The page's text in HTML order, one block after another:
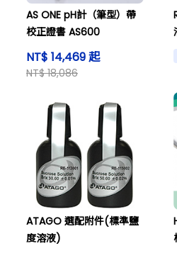
AS ONE pH計（筆型）帶
校正證書 AS600
NT$ 14,469 起
NT$ 18,086
ATAGO 選配附件(標準鹽
度溶液)